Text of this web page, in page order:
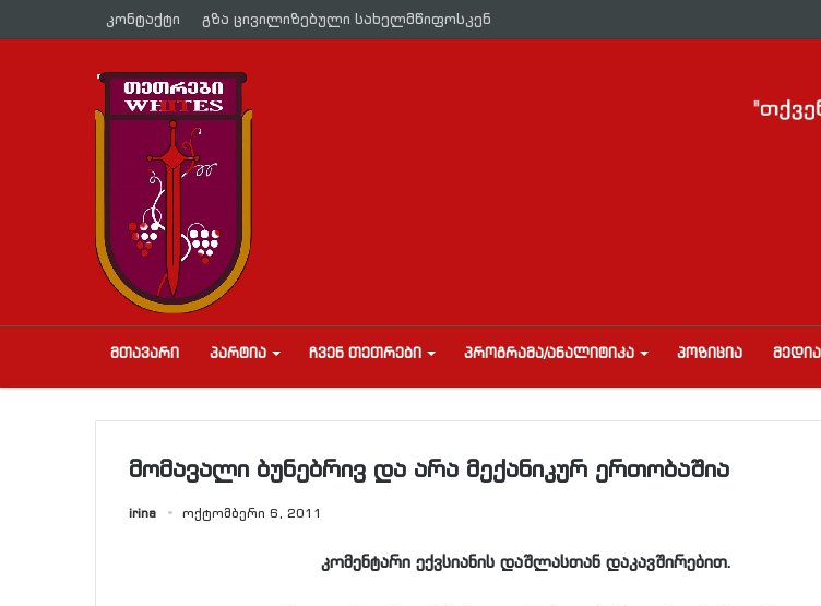
კონტაქტი გზა ცივილიზებული სახელმწიფოსკენ
ᲛᲗᲐᲕᲐᲠᲘ ᲞᲐᲠᲢᲘᲐ ᲩᲕᲔᲜ ᲗᲔᲗᲠᲔᲑᲘ ᲞᲠᲝᲒᲠᲐᲛᲐ/ᲐᲜᲐᲚᲘᲢᲘᲙᲐ ᲞᲝᲖᲘᲪᲘᲐ ᲛᲔᲓᲘᲐ
მომავალი ბუნებრივ და არა მექანიკურ ერთობაშია
irina ოქტომბერი 6, 2011
კომენტარი ექვსიანის დაშლასთან დაკავშირებით.